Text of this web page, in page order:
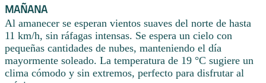
MAÑANA
Al amanecer se esperan vientos suaves del norte de hasta
11 km/h, sin ráfagas intensas. Se espera un cielo con
pequeñas cantidades de nubes, manteniendo el día
mayormente soleado. La temperatura de 19 °C sugiere un
clima cómodo y sin extremos, perfecto para disfrutar al